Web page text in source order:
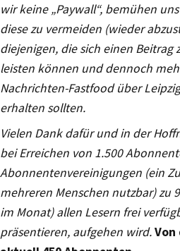
wir keine „Paywall“, bemühen
diese zu vermeiden (wieder
diejenigen, die sich einen Beitrag
leisten können und dennoch
Nachrichten-Fastfood über
erhalten sollten.
Vielen Dank dafür und in der
bei Erreichen von 1.500
Abonnentenvereinigungen (ein
mehreren Menschen nutzbar) zu
im Monat) allen Lesern frei
präsentieren, aufgehen wird.Von